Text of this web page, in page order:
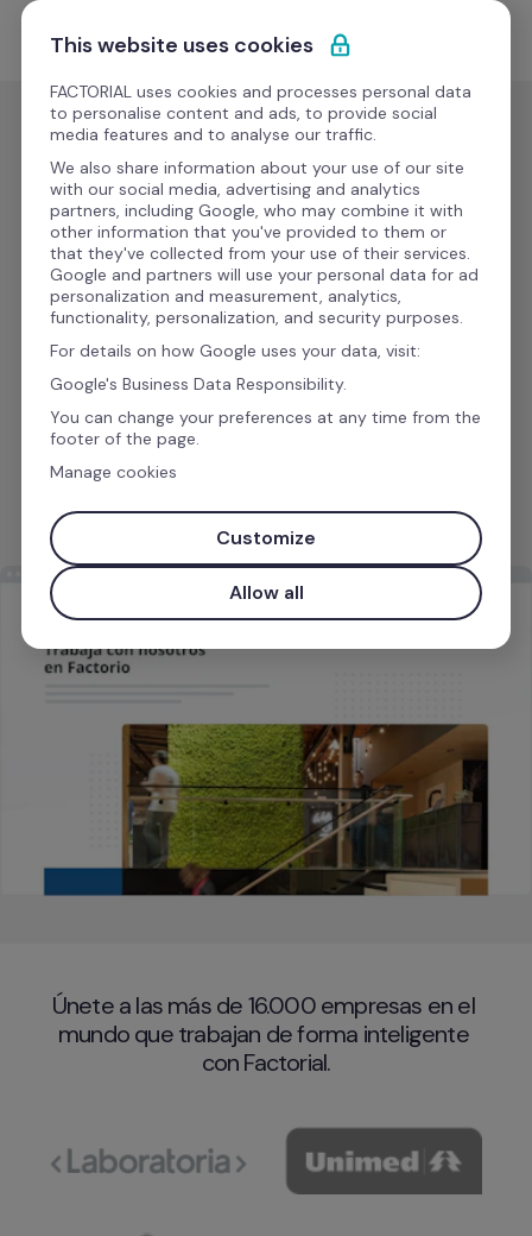
Ir al contenido
Empieza gratis
Crea tu portal de empleo
y obtén el mejor talento
Atrae el mejor capital humano y talento para tu
empresa con tu propio portal de empleo en tu
empresa.
Email de trabajo
Utiliza tu correo electrónico corporativo para tener
Únete a las más de 16.000 empresas en el
mundo que trabajan de forma inteligente
con Factorial.
This website uses cookies
FACTORIAL uses cookies and processes personal data
to personalise content and ads, to provide social
media features and to analyse our traffic.
We also share information about your use of our site
with our social media, advertising and analytics
partners, including Google, who may combine it with
other information that you've provided to them or
that they've collected from your use of their services.
Google and partners will use your personal data for ad
personalization and measurement, analytics,
functionality, personalization, and security purposes.
For details on how Google uses your data, visit:
Google's Business Data Responsibility.
You can change your preferences at any time from the
footer of the page.
Manage cookies
Customize
Allow all